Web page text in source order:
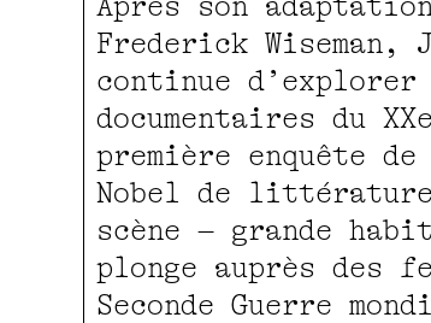
Après son
Frederick
continue d’explorer
documentaires du
première enquête
Nobel de
scène – grande
plonge auprès des
Seconde Guerre